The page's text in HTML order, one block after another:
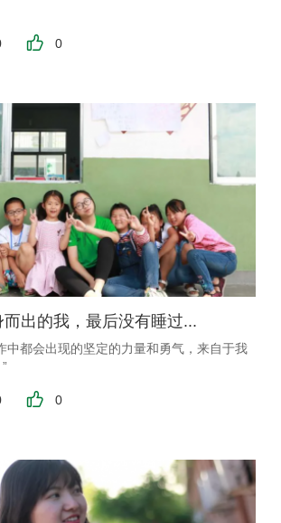
0
而出的我，最后没有睡过...
中都会出现的坚定的力量和勇气，来自于我
0